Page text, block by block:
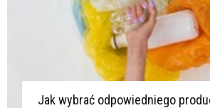
Jak wybrać odpowiedniego